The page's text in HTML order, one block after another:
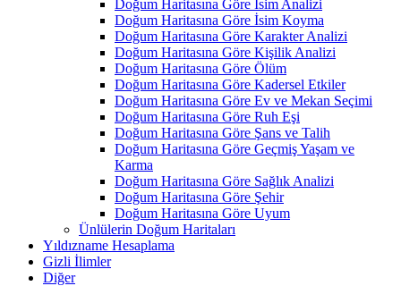
Doğum Haritasına Göre İsim Analizi
Doğum Haritasına Göre İsim Koyma
Doğum Haritasına Göre Karakter Analizi
Doğum Haritasına Göre Kişilik Analizi
Doğum Haritasına Göre Ölüm
Doğum Haritasına Göre Kadersel Etkiler
Doğum Haritasına Göre Ev ve Mekan Seçimi
Doğum Haritasına Göre Ruh Eşi
Doğum Haritasına Göre Şans ve Talih
Doğum Haritasına Göre Geçmiş Yaşam ve
Karma
Doğum Haritasına Göre Sağlık Analizi
Doğum Haritasına Göre Şehir
Doğum Haritasına Göre Uyum
Ünlülerin Doğum Haritaları
Yıldızname Hesaplama
Gizli İlimler
Diğer